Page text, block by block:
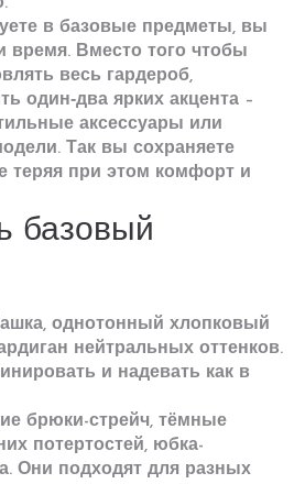
в базовые предметы, вы
время. Вместо того чтобы
весь гардероб,
один‑два ярких акцента –
аксессуары или
Так вы сохраняете
теряя при этом комфорт и
базовый
однотонный хлопковый
нейтральных оттенков.
и надевать как в
брюки-стрейч, тёмные
потертостей, юбка-
Они подходят для разных